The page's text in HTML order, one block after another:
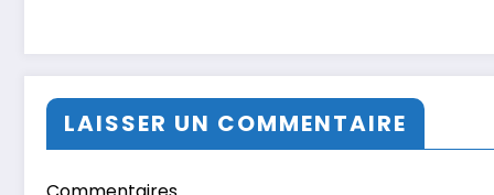
LAISSER UN COMMENTAIRE